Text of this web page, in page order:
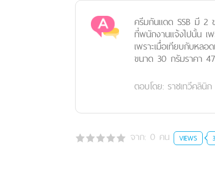
ครีมกันแดด SSB มี 2
ที่พนักงานแจ้งไปนั้น เ
เพราะเมื่อเทียบกับห
ขนาด 30 กรัมราคา
ตอบโดย: ราชเทวีคลินิก
จาก: 0 คน VIEWS